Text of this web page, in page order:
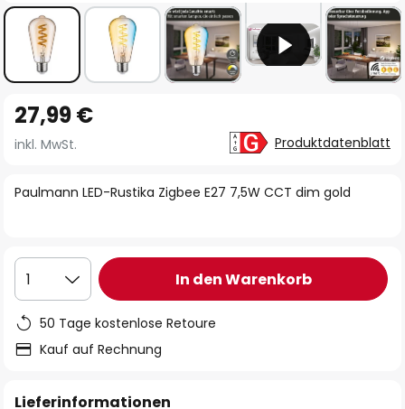
Anfang
der
springen
Paulmann LED-Rustika Zigbee E27 7,5W CCT dim gold
27,99 €
inkl. MwSt. Produktdatenblatt
1 In den Warenkorb
50 Tage kostenlose Retoure
Kauf auf Rechnung
Lieferinformationen